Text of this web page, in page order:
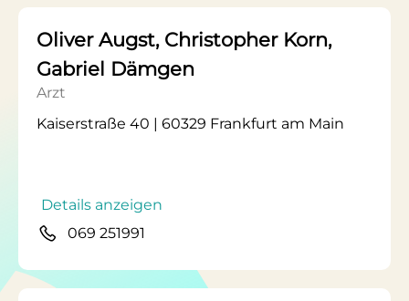
Oliver Augst, Christopher Korn,
Gabriel Dämgen
Arzt
Kaiserstraße 40 | 60329 Frankfurt am Main
Details anzeigen
069 251991